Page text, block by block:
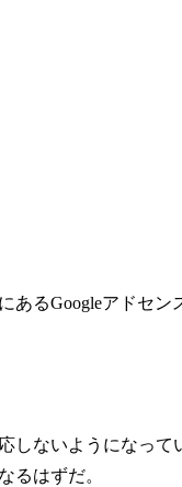
あるGoogleアドセン
しないようになって
るはずだ。